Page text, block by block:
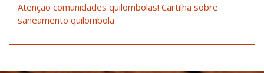
Atenção comunidades quilombolas! Cartilha sobre
saneamento quilombola